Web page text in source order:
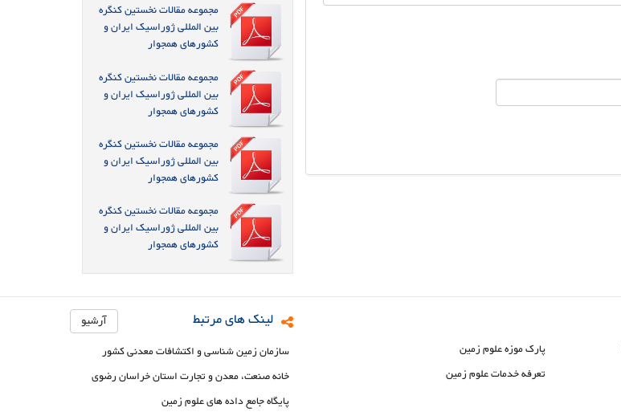
مجموعه مقالات نخستین کنگره
بین المللی ژوراسیک ایران و
کشورهای همجوار
مجموعه مقالات نخستین کنگره
بین المللی ژوراسیک ایران و
کشورهای همجوار
مجموعه مقالات نخستین کنگره
بین المللی ژوراسیک ایران و
کشورهای همجوار
مجموعه مقالات نخستین کنگره
بین المللی ژوراسیک ایران و
کشورهای همجوار
پارک موزه علوم زمین
تعرفه خدمات علوم زمین
لینک های مرتبط آرشیو
سازمان زمین شناسی و اکتشافات معدنی کشور
خانه صنعت، معدن و تجارت استان خراسان رضوی
پایگاه جامع داده های علوم زمین